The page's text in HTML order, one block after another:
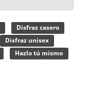
Disfraz casero
Disfraz unisex
Hazlo tú mismo